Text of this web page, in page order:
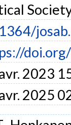
2023
2025